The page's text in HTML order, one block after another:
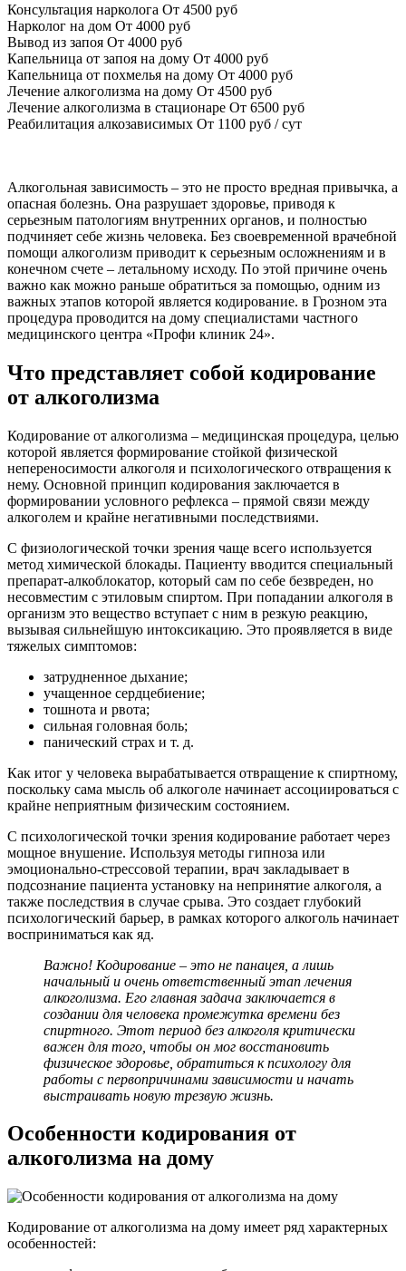
Консультация нарколога От 4500 руб
Нарколог на дом От 4000 руб
Вывод из запоя От 4000 руб
Капельница от запоя на дому От 4000 руб
Капельница от похмелья на дому От 4000 руб
Лечение алкоголизма на дому От 4500 руб
Лечение алкоголизма в стационаре От 6500 руб
Реабилитация алкозависимых От 1100 руб / сут
Алкогольная зависимость – это не просто вредная привычка, а
опасная болезнь. Она разрушает здоровье, приводя к
серьезным патологиям внутренних органов, и полностью
подчиняет себе жизнь человека. Без своевременной врачебной
помощи алкоголизм приводит к серьезным осложнениям и в
конечном счете – летальному исходу. По этой причине очень
важно как можно раньше обратиться за помощью, одним из
важных этапов которой является кодирование. в Грозном эта
процедура проводится на дому специалистами частного
медицинского центра «Профи клиник 24».
Что представляет собой кодирование
от алкоголизма
Кодирование от алкоголизма – медицинская процедура, целью
которой является формирование стойкой физической
непереносимости алкоголя и психологического отвращения к
нему. Основной принцип кодирования заключается в
формировании условного рефлекса – прямой связи между
алкоголем и крайне негативными последствиями.
С физиологической точки зрения чаще всего используется
метод химической блокады. Пациенту вводится специальный
препарат-алкоблокатор, который сам по себе безвреден, но
несовместим с этиловым спиртом. При попадании алкоголя в
организм это вещество вступает с ним в резкую реакцию,
вызывая сильнейшую интоксикацию. Это проявляется в виде
тяжелых симптомов:
затрудненное дыхание;
учащенное сердцебиение;
тошнота и рвота;
сильная головная боль;
панический страх и т. д.
Как итог у человека вырабатывается отвращение к спиртному,
поскольку сама мысль об алкоголе начинает ассоциироваться с
крайне неприятным физическим состоянием.
С психологической точки зрения кодирование работает через
мощное внушение. Используя методы гипноза или
эмоционально-стрессовой терапии, врач закладывает в
подсознание пациента установку на непринятие алкоголя, а
также последствия в случае срыва. Это создает глубокий
психологический барьер, в рамках которого алкоголь начинает
восприниматься как яд.
Важно! Кодирование – это не панацея, а лишь
начальный и очень ответственный этап лечения
алкоголизма. Его главная задача заключается в
создании для человека промежутка времени без
спиртного. Этот период без алкоголя критически
важен для того, чтобы он мог восстановить
физическое здоровье, обратиться к психологу для
работы с первопричинами зависимости и начать
выстраивать новую трезвую жизнь.
Особенности кодирования от
алкоголизма на дому
Кодирование от алкоголизма на дому имеет ряд характерных
особенностей: